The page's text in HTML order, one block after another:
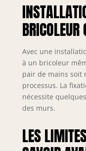
Avec une
à un bricoleur
pair de mains soit
processus. La
nécessite
des murs.
LES